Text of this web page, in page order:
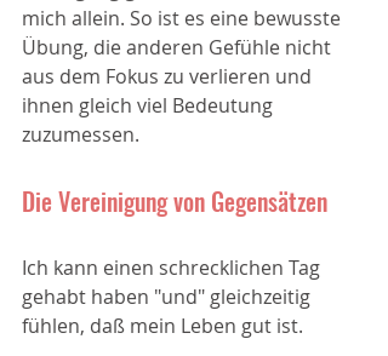
mich allein. So ist es eine bewusste
Übung, die anderen Gefühle nicht
aus dem Fokus zu verlieren und
ihnen gleich viel Bedeutung
zuzumessen.
Die Vereinigung von Gegensätzen
Ich kann einen schrecklichen Tag
gehabt haben "und" gleichzeitig
fühlen, daß mein Leben gut ist.